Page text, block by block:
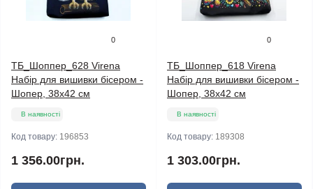
0
ТБ_Шоппер_628 Virena
Набір для вишивки бісером -
Шопер, 38х42 см
В наявності
Код товару: 196853
1 356.00грн.
0
ТБ_Шоппер_618 Virena
Набір для вишивки бісером -
Шопер, 38х42 см
В наявності
Код товару: 189308
1 303.00грн.